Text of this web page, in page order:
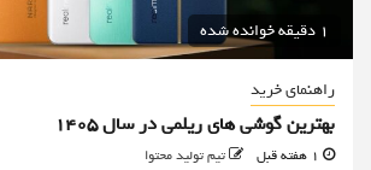
1 دقیقه خوانده شده
راهنمای خرید
بهترین گوشی های ریلمی در سال 1405
تیم تولید محتوا